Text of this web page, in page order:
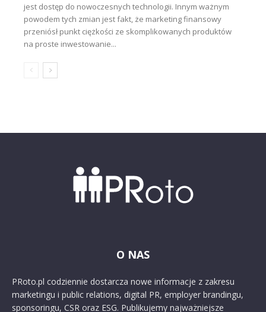
jest dostęp do nowoczesnych technologii. Innym ważnym
powodem tych zmian jest fakt, że marketing finansowy
przeniósł punkt ciężkości ze skomplikowanych produktów
na proste inwestowanie...
O NAS
PRoto.pl codziennie dostarcza nowe informacje z zakresu
marketingu i public relations, digital PR, employer brandingu,
sponsoringu, CSR oraz ESG. Publikujemy najważniejsze